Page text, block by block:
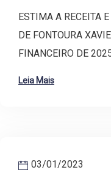
ESTIMA A RECEITA
DE FONTOURA
FINANCEIRO DE
Leia Mais
03/01/2023